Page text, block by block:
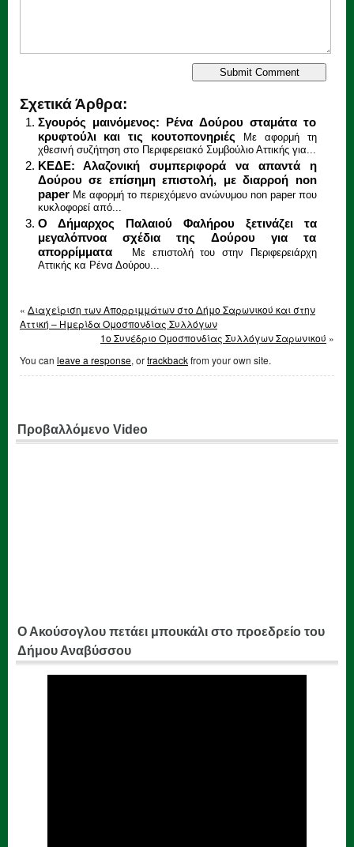
Σχετικά Άρθρα:
Σγουρός μαινόμενος: Ρένα Δούρου σταμάτα το
κρυφτούλι και τις κουτοπονηριές
Με αφορμή τη
χθεσινή συζήτηση στο Περιφερειακό Συμβούλιο Αττικής για...
ΚΕΔΕ: Αλαζονική συμπεριφορά να απαντά η
Δούρου σε επίσημη επιστολή, με διαρροή non
paper Με αφορμή το περιεχόμενο ανώνυμου non paper που
κυκλοφορεί από...
Ο Δήμαρχος Παλαιού Φαλήρου ξετινάζει τα
μεγαλόπνοα σχέδια της Δούρου για τα
απορρίμματα
Με επιστολή του στην Περιφερειάρχη
Αττικής κα Ρένα Δούρου...
« Διαχείριση των Απορριμμάτων στο Δήμο Σαρωνικού και στην
Αττική – Ημερίδα Ομοσπονδίας Συλλόγων
1ο Συνέδριο Ομοσπονδίας Συλλόγων Σαρωνικού »
You can leave a response, ortrackbackfrom your own site.
Προβαλλόμενο Video
Ο Ακούσογλου πετάει μπουκάλι στο προεδρείο του
Δήμου Αναβύσσου